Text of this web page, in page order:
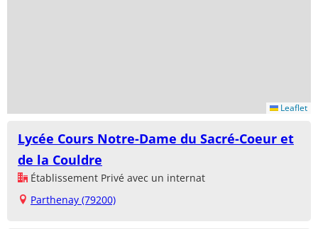
Leaflet
Lycée Cours Notre-Dame du Sacré-Coeur et
de la Couldre
Établissement Privé avec un internat
Parthenay (79200)